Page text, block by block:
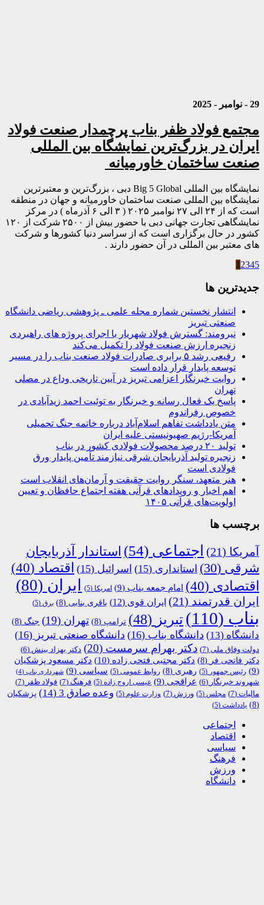
29 - نوامبر - 2025
مجتمع فولاد ظفر بناب پرچمدار صنعت فولاد
ایران در بزرگ‌ترین نمایشگاه بین المللی
صنعت ساختمان خاورمیانه
نمایشگاه بین المللی Big 5 Global دبی ، بزرگ‌ترین و معتبرترین
نمایشگاه بین المللی صنعت ساختمان خاورمیانه و جهان در منطقه
است که از ۲۴ الی ۲۷ نوامبر ۲۰۲۵ ( ۳ الی ۶ آذرماه ) در مرکز
نمایشگاهی تجارت جهانی دبی با حضور بیش از ۲۵۰۰ شرکت از ۱۲۰
کشور در حال برگزاری است که از سراسر دنیا کشورها و شرکت
های معتبر بین المللی در آن حضور دارند .
1 2345
جديدترين ها
انتشار نخستین شماره مجله علمی ـ پژوهشی ریاضی دانشگاه
صنعتی تبریز
نیرومند: گسترش فولاد شهریار با اجرای پروژه های راهبردی
زنجیره ارزش صنعت فولاد را تکمیل می‌کند
رفیعی رشد ۵ برابری صادرات فولاد صنعت بناب را در مسیر
توسعه پایدار قرار داده است
روایت خبرنگار اعزامی تبریز در آیین تاریخی وداع در مصلی
تهران
پاسخ یک فعال رسانه و خبرنگار به توئیت احمد زیدآبادی در
خصوص رفراندوم
متن یادداشت تفاهم اسلام‌آباد درباره خاتمه جنگ تحمیلی
آمریکا-رژیم صهیونیستی علیه ایران
تولید ۲۰ درصد محصولات فولادی کشور در بناب
زنجیره تولید آذربایجان شرقی نیازمند تأمین پایدار ورق
فولادی است
هنر متعهد، سنگر روایت حقیقت و آرمان‌های انقلاب است
اهم اخبار و رویدادهای قرآنی هفته اجتماع حافظان و تعیین
اولویت‌های قرآنی ۱۴۰۵
برچسب ها
آمریکا (21) اجتماعی (54)
استاندار آذربایجان
شرقی (30) استانداری (15) اسرائیل (15) اقتصاد (40)
اقتصادی (40) امام جمعه بناب (9) امریکا (5) ایران (80)
ایران قدرتمند (21) ایران قوی (12) باقری بنابی (8) برق (5)
بناب (110) تبریز (48) ترامپ (8) تهران (19) جنگ (8)
دانشگاه (13) دانشگاه بناب (16) دانشگاه صنعتی تبریز (16)
دولت وفاق ملی (7) دکتر بهرام سرمست (20) دکتر بهزاد بینش (6)
دکتر فاتحی فر (8) دکتر مجتبی فتحی زاده (10)
دکتر مسعود پزشکیان
(9)
رئیس جمهور (5) رهبری (8) روابط عمومی (5) سیاسی (9) شهرداری بناب (4)
شهروند خبرنگار (6) عراقچی (9) عیسی اروج زاده (5) فرهنگ (7) فولاد ظفر (7)
مالیات (7) مجلس (5) ورزش (7) وزارت علوم (5) وعده صادق 3 (14)
پزشکیان
(8)
یادداشت (5)
اجتماعی
اقتصاد
سیاسی
فرهنگ
ورزش
دانشگاه